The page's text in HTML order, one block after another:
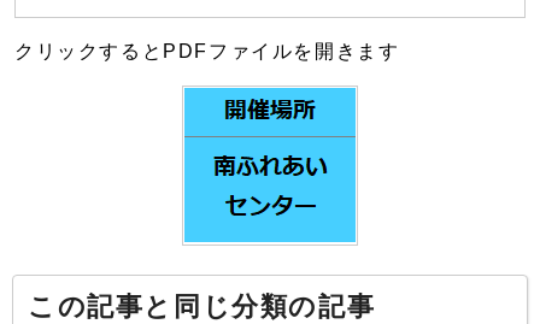
クリックするとPDFファイルを開きます
この記事と同じ分類の記事